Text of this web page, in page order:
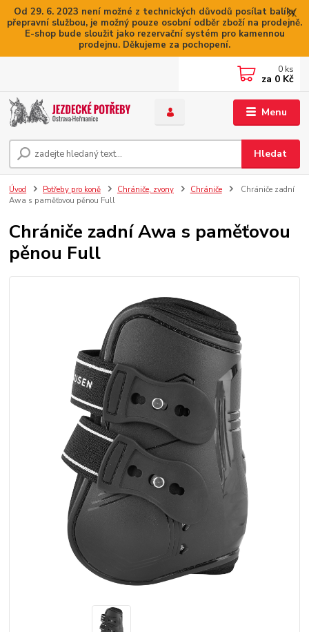
Od 29. 6. 2023 není možné z technických důvodů posílat balíky
přepravní službou, je možný pouze osobní odběr zboží na prodejně.
E-shop bude sloužit jako rezervační systém pro kamennou
prodejnu. Děkujeme za pochopení.
Menu
Hledat
0 ks
za 0 Kč
Úvod Potřeby pro koně Chrániče, zvony Chrániče
Chrániče zadní
Awa s paměťovou pěnou Full
Chrániče zadní Awa s paměťovou
pěnou Full